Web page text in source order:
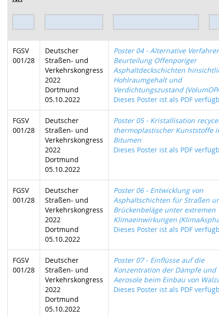
FGSV
001/28
Deutscher
Straßen- und
Verkehrskongress
2022
Dortmund
05.10.2022
Poster 04 - Alternative
Beurteilung Offenporiger
Asphaltdeckschichten
Hohlraumgehalt und
Verdichtungszustand
Dieses Poster ist als PDF
FGSV
001/28
Deutscher
Straßen- und
Verkehrskongress
2022
Dortmund
05.10.2022
Poster 05 - Kristallisation
thermoplastischer Kunststoffe
Bitumen
Dieses Poster ist als PDF
FGSV
001/28
Deutscher
Straßen- und
Verkehrskongress
2022
Dortmund
05.10.2022
Poster 06 - Entwicklung von
Asphaltschichten für Straßen
Brückenbeläge unter extremen
Klimaeinwirkungen
Dieses Poster ist als PDF
FGSV
001/28
Deutscher
Straßen- und
Verkehrskongress
2022
Dortmund
05.10.2022
Poster 07 - Einflüsse auf die
Konzentration der Dämpfe und
Aerosole beim Einbau von
Dieses Poster ist als PDF